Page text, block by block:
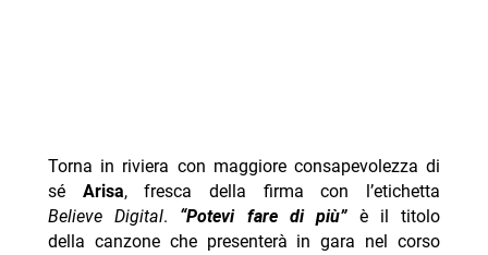
Torna in riviera con maggiore consapevolezza di
sé Arisa, fresca della firma con l’etichetta
Believe Digital. “Potevi fare di più”è il titolo
della canzone che presenterà in gara nel corso